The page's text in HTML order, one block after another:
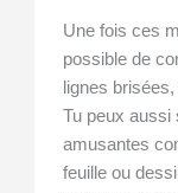
Une fois ces
possible de
lignes
Tu peux aussi
amusantes
feuille ou